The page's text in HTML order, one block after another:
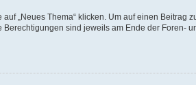
„Neues Thema“ klicken. Um auf einen
sind jeweils am Ende der Foren-